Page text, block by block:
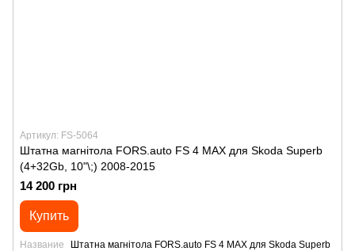
Артикул: FS-5064
Штатна магнітола FORS.auto FS 4 MAX для Skoda Superb
(4+32Gb, 10"\;) 2008-2015
14 200 грн
Купить
Название
Штатна магнітола FORS.auto FS 4 MAX для Skoda Superb